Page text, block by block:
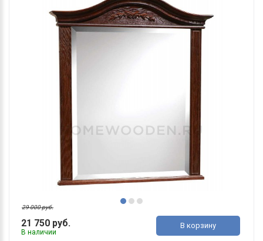
21 750 руб.
29 000 руб.
В наличии
В корзину